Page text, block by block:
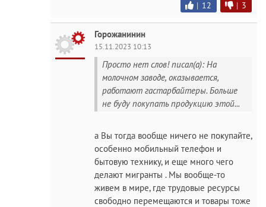
| 12 | 3
Горожанинин
15.11.2023 10:13
Просто нет слов! писал(а): На
молочном заводе, оказывается,
работают гастарбайтеры. Больше
не буду покупать продукцию этой...
а Вы тогда вообще ничего не покупайте,
особенно мобильный телефон и
бытовую технику, и еще много чего
делают мигранты . Мы вообще-то
живем в мире, где трудовые ресурсы
свободно перемещаются и товары тоже